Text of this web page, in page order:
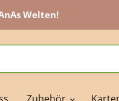
Welten!